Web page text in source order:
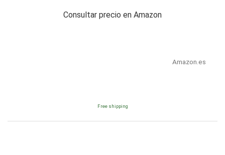
Consultar precio en Amazon
Amazon.es
Free shipping